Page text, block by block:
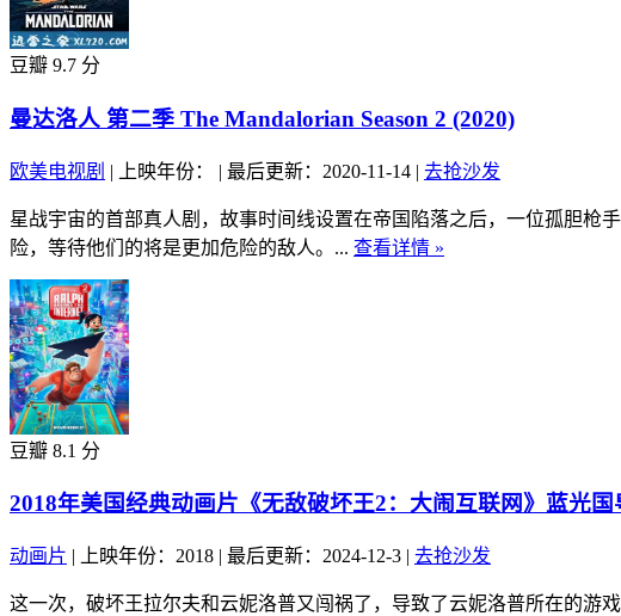
豆瓣 9.7 分
曼达洛人 第二季 The Mandalorian Season 2 (2020)
欧美电视剧 | 上映年份： | 最后更新：2020-11-14 | 去抢沙发
星战宇宙的首部真人剧，故事时间线设置在帝国陷落之后，一位孤胆枪
险，等待他们的将是更加危险的敌人。... 查看详情 »
豆瓣 8.1 分
2018年美国经典动画片《无敌破坏王2：大闹互联网》蓝光国
动画片 | 上映年份：2018 | 最后更新：2024-12-3 | 去抢沙发
这一次，破坏王拉尔夫和云妮洛普又闯祸了，导致了云妮洛普所在的游